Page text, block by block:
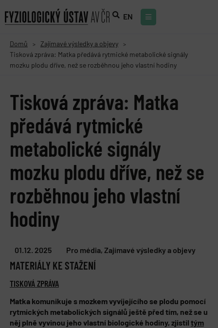
EN
Domů > Zajímavé výsledky a objevy >
Tisková zpráva: Matka předává rytmické metabolické signály
mozku plodu dříve, než se rozběhnou jeho vlastní hodiny
Tisková zpráva: Matka
předává rytmické
metabolické signály
mozku plodu dříve, než se
rozběhnou jeho vlastní
hodiny
01.12. 2025 Pro média, Zajímavé výsledky a objevy
MATERIÁLY KE STAŽENÍ
TISKOVÁ ZPRÁVA
Matka komunikuje s mozkem vyvíjejícího se plodu pomocí
rytmických metabolických signálů ještě před tím, než se u
něj plně vyvinou jeho vlastní biologické hodiny, zjistil tým